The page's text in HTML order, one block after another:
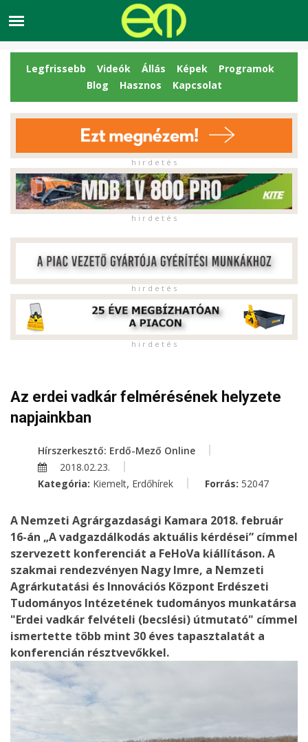
Legfrissebb Videók Állás Képek
Programok
Blog
Hasznos Kapcsolat
h i r d e t é s
h i r d e t é s
h i r d e t é s
h i r d e t é s
Az erdei vadkár felmérésének helyzete
napjainkban
Hírszerkesztő: Erdő-Mező Online
2018.02.23.
Kategória: Kiemelt, Erdőhírek Forrás: 52047
A Nemzeti Agrárgazdasági Kamara 2018. február
16-án „A vadgazdálkodás aktuális kérdései” címmel
szervezett konferenciát a FeHoVa kiállításon. A
szakmai rendezvényen Nagy Imre, a Nemzeti
Agrárkutatási és Innovációs Központ Erdészeti
Tudományos Intézetének tudományos munkatársa
"Erdei vadkár felvételi (becslési) útmutató" címmel
ismertette több mint 30 éves tapasztalatát a
konferencián résztvevőkkel.